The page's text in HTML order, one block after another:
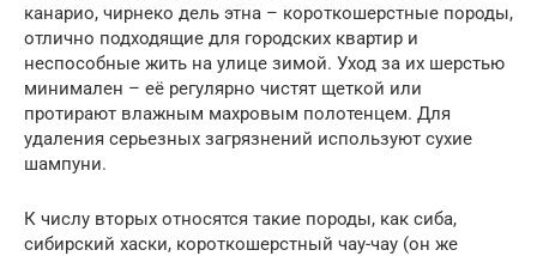
канарио, чирнеко дель этна – короткошерстные породы,
отлично подходящие для городских квартир и
неспособные жить на улице зимой. Уход за их шерстью
минимален – её регулярно чистят щеткой или
протирают влажным махровым полотенцем. Для
удаления серьезных загрязнений используют сухие
шампуни.
К числу вторых относятся такие породы, как сиба,
сибирский хаски, короткошерстный чау-чау (он же